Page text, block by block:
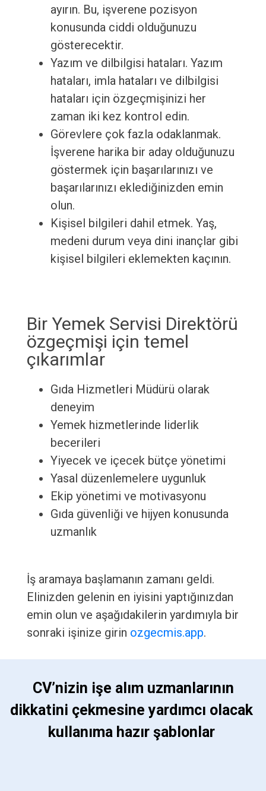
ayırın. Bu, işverene pozisyon
konusunda ciddi olduğunuzu
gösterecektir.
Yazım ve dilbilgisi hataları. Yazım
hataları, imla hataları ve dilbilgisi
hataları için özgeçmişinizi her
zaman iki kez kontrol edin.
Görevlere çok fazla odaklanmak.
İşverene harika bir aday olduğunuzu
göstermek için başarılarınızı ve
başarılarınızı eklediğinizden emin
olun.
Kişisel bilgileri dahil etmek. Yaş,
medeni durum veya dini inançlar gibi
kişisel bilgileri eklemekten kaçının.
Bir Yemek Servisi Direktörü
özgeçmişi için temel
çıkarımlar
Gıda Hizmetleri Müdürü olarak
deneyim
Yemek hizmetlerinde liderlik
becerileri
Yiyecek ve içecek bütçe yönetimi
Yasal düzenlemelere uygunluk
Ekip yönetimi ve motivasyonu
Gıda güvenliği ve hijyen konusunda
uzmanlık
İş aramaya başlamanın zamanı geldi.
Elinizden gelenin en iyisini yaptığınızdan
emin olun ve aşağıdakilerin yardımıyla bir
sonraki işinize girin ozgecmis.app.
dikkatini çekmesine yardımcı olacak
kullanıma hazır şablonlar